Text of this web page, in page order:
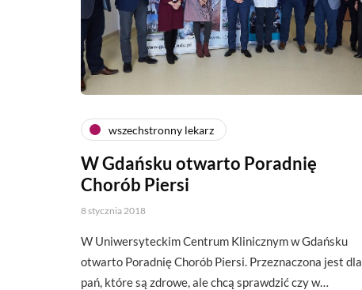
wszechstronny lekarz
W Gdańsku otwarto Poradnię
Chorób Piersi
8 stycznia 2018
W Uniwersyteckim Centrum Klinicznym w Gdańsku
otwarto Poradnię Chorób Piersi. Przeznaczona jest dla
pań, które są zdrowe, ale chcą sprawdzić czy w…